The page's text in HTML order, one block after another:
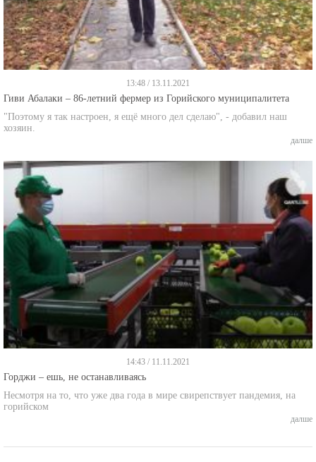
13:48 / 13.11.2021
Гиви Абалаки – 86-летний фермер из Горийского муниципалитета
"Поэтому я так настроен, я ещё много дел сделаю", - добавил наш
хозяин.
далше
14:43 / 11.11.2021
Горджи – ешь, не останавливаясь
Несмотря на то, что уже два года в мире свирепствует пандемия, на
горийском
далше